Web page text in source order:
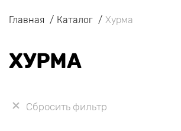
Главная Каталог Хурма
ХУРМА
Сбросить фильтр